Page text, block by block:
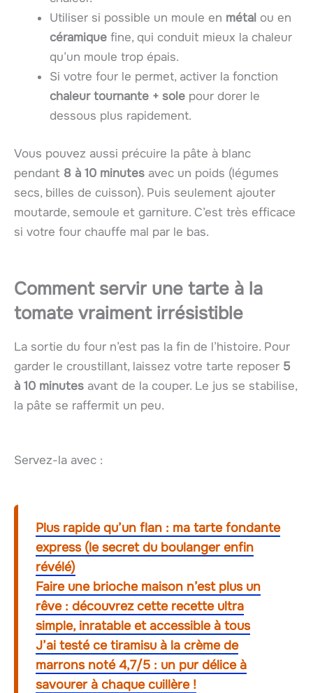
Utiliser si possible un moule en métal ou en
céramique fine, qui conduit mieux la chaleur
qu’un moule trop épais.
Si votre four le permet, activer la fonction
chaleur tournante + sole pour dorer le
dessous plus rapidement.
Vous pouvez aussi précuire la pâte à blanc
pendant 8 à 10 minutes avec un poids (légumes
secs, billes de cuisson). Puis seulement ajouter
moutarde, semoule et garniture. C’est très efficace
si votre four chauffe mal par le bas.
Comment servir une tarte à la
tomate vraiment irrésistible
La sortie du four n’est pas la fin de l’histoire. Pour
garder le croustillant, laissez votre tarte reposer 5
à 10 minutes avant de la couper. Le jus se stabilise,
la pâte se raffermit un peu.
Servez-la avec :
Plus rapide qu’un flan : ma tarte fondante
express (le secret du boulanger enfin
révélé)
Faire une brioche maison n’est plus un
rêve : découvrez cette recette ultra
simple, inratable et accessible à tous
J’ai testé ce tiramisu à la crème de
marrons noté 4,7/5 : un pur délice à
savourer à chaque cuillère !